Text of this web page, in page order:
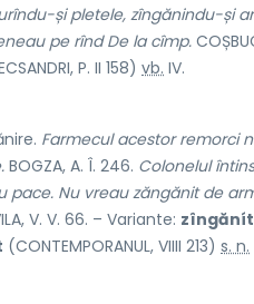
și pletele, zîngănindu-și
pe rînd De la cîmp.
P. II 158) vb. IV.
Farmecul acestor remorci
BOGZA, A. Î. 246. Colonelul
pace. Nu vreau zăngănit de
V. V. 66. – Variante: zîngănít
(CONTEMPORANUL, VIIII 213) s. n.